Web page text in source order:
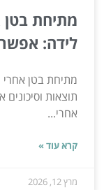
מתיחת בטן
לידה:
מתיחת בטן אחרי
תוצאות
אחרי...
קרא עוד »
מרץ 12, 2026